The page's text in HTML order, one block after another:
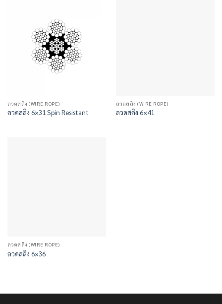
ลวดสลิง (WIRE ROPE)
ลวดสลิง 6×31 Spin Resistant
ลวดสลิง (WIRE ROPE)
ลวดสลิง 6×41
ลวดสลิง (WIRE ROPE)
ลวดสลิง 6×36